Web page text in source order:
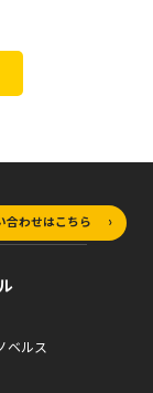
合わせはこちら
ベルス